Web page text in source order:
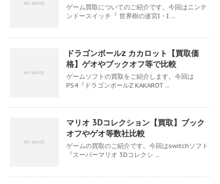
ゲーム買取についてのご紹介です。今回はニンテ
ンドースイッチ『 世界樹の迷宮I・I ...
ドラゴンボールz カカロット【買取価
格】ゲオやブックオフ等で比較
ゲームソフトの買取をご紹介します。今回は
PS4『ドラゴンボールZ KAKAROT ...
マリオ 3Dコレクション【買取】ブック
オフやゲオ等数社比較
ゲームの買取のご紹介です。今回はswitchソフト
『スーパーマリオ 3Dコレクシ ...